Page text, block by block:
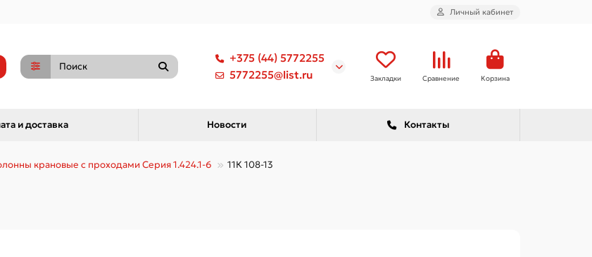
Личный кабинет
+375 (44) 5772255
5772255@list.ru
Закладки Сравнение Корзина
и доставка Новости Контакты
крановые с проходами Серия 1.424.1-6 11К 108-13